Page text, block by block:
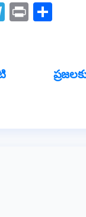
T
gr
Pr
e